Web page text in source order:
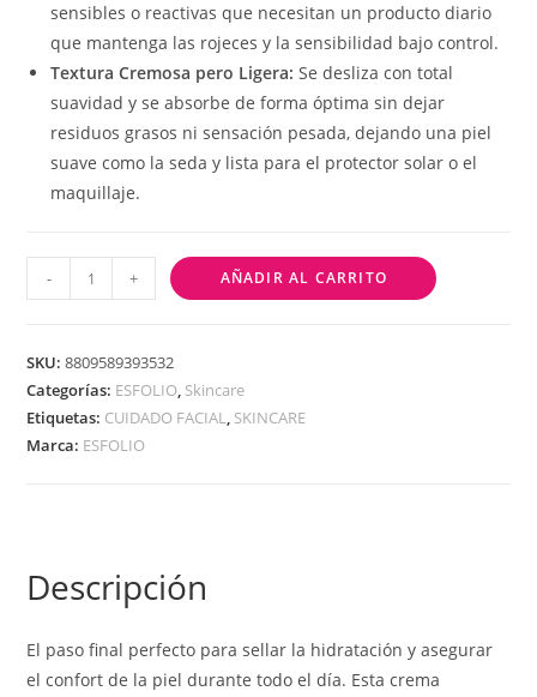
sensibles o reactivas que necesitan un producto diario
que mantenga las rojeces y la sensibilidad bajo control.
Textura Cremosa pero Ligera: Se desliza con total
suavidad y se absorbe de forma óptima sin dejar
residuos grasos ni sensación pesada, dejando una piel
suave como la seda y lista para el protector solar o el
maquillaje.
- + AÑADIR AL CARRITO
SKU:8809589393532
Categorías: ESFOLIO, Skincare
Etiquetas: CUIDADO FACIAL, SKINCARE
Marca: ESFOLIO
Descripción
El paso final perfecto para sellar la hidratación y asegurar
el confort de la piel durante todo el día. Esta crema